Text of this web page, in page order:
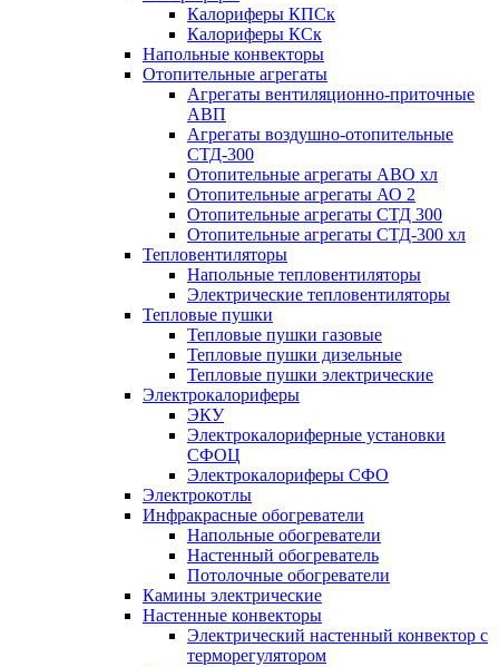
Калориферы КПСк
Калориферы КСк
Напольные конвекторы
Отопительные агрегаты
Агрегаты вентиляционно-приточные
АВП
Агрегаты воздушно-отопительные
СТД-300
Отопительные агрегаты АВО хл
Отопительные агрегаты АО 2
Отопительные агрегаты СТД 300
Отопительные агрегаты СТД-300 хл
Тепловентиляторы
Напольные тепловентиляторы
Электрические тепловентиляторы
Тепловые пушки
Тепловые пушки газовые
Тепловые пушки дизельные
Тепловые пушки электрические
Электрокалориферы
ЭКУ
Электрокалориферные установки
СФОЦ
Электрокалориферы СФО
Электрокотлы
Инфракрасные обогреватели
Напольные обогреватели
Настенный обогреватель
Потолочные обогреватели
Камины электрические
Настенные конвекторы
Электрический настенный конвектор с
терморегулятором